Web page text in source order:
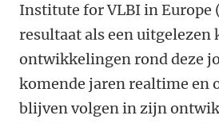
Institute for VLBI in Europe
resultaat als een uitgelezen
ontwikkelingen rond deze
komende jaren realtime en
blijven volgen in zijn